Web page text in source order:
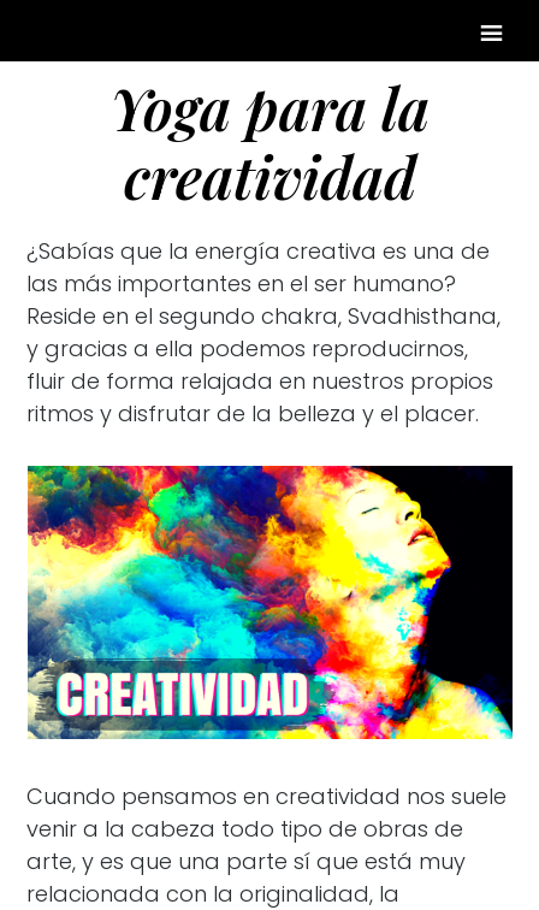
Yoga para la
creatividad
¿Sabías que la energía creativa es una de
las más importantes en el ser humano?
Reside en el segundo chakra, Svadhisthana,
y gracias a ella podemos reproducirnos,
fluir de forma relajada en nuestros propios
ritmos y disfrutar de la belleza y el placer.
Cuando pensamos en creatividad nos suele
venir a la cabeza todo tipo de obras de
arte, y es que una parte sí que está muy
relacionada con la originalidad, la